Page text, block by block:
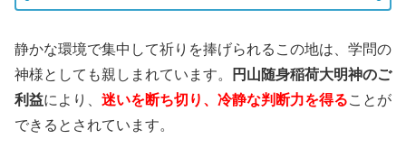
静かな環境で集中して祈りを捧げられるこの地は、学問の
神様としても親しまれています。
円山随身稲荷大明神のご
利益により、 迷いを断ち切り、冷静な判断力を得ることが
できるとされています。